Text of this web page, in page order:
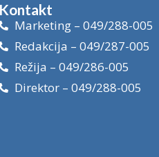
Kontakt
Marketing – 049/288-005
Redakcija – 049/287-005
Režija – 049/286-005
Direktor – 049/288-005